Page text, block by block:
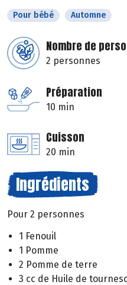
Pour bébé Automne
Nombre de
2 personnes
Préparation
10 min
Cuisson
20 min
Ingrédients
Pour 2 personnes
1 Fenouil
1 Pomme
2 Pomme de terre
3 cc de Huile de